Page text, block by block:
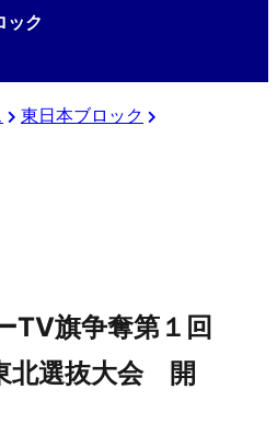
ック
東日本ブロック
TV旗争奪第１回
北選抜大会 開